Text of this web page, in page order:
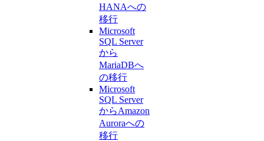
HANAへの
移行
Microsoft
SQL Server
から
MariaDBへ
の移行
Microsoft
SQL Server
からAmazon
Auroraへの
移行